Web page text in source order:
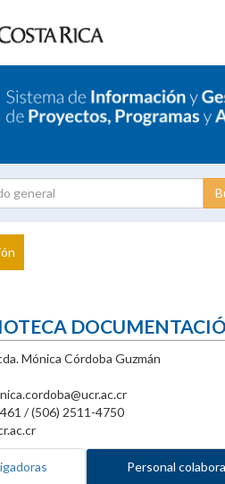
Investigador
Mónica Córdoba Guzmán
/ (506) 2511-4750
Personal